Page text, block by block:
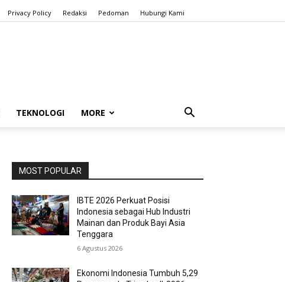
Privacy Policy Redaksi Pedoman Hubungi Kami
TEKNOLOGI MORE
MOST POPULAR
IBTE 2026 Perkuat Posisi
Indonesia sebagai Hub Industri
Mainan dan Produk Bayi Asia
Tenggara
6 Agustus 2026
Ekonomi Indonesia Tumbuh 5,29